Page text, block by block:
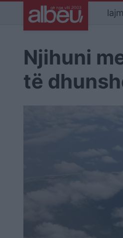
Njihuni
të